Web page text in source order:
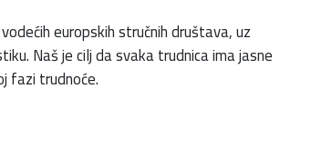
europskih stručnih društava, uz
Naš je cilj da svaka trudnica ima jasne
fazi trudnoće.